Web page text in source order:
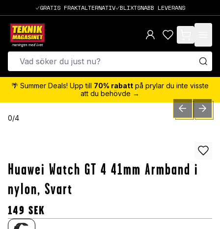
GRATIS FRAKTALTERNATIV BLIXTSNABB LEVERANS
items in cart,
🌴 Summer Deals! Upp till 70% rabatt på prylar du inte visste
att du behövde →
0/4 PREVIOUSNEXT
Huawei Watch GT 4 41mm Armband i
nylon, Svart
149 SEK